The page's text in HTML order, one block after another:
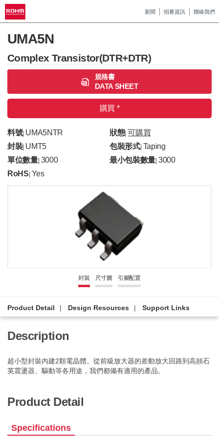
新聞 招募資訊 聯絡我們
UMA5N
Complex Transistor(DTR+DTR)
規格書
DATA SHEET
購買 *
料號| UMA5NTR 狀態| 可購買
封裝| UMT5 包裝形式| Taping
單位數量| 3000 最小包裝數量 |3000
RoHS Yes
封裝 尺寸圖 引腳配置
Product Detail Design Resources Support Links
Description
超小型封裝內建2顆電晶體。從前級放大器的差動放大回路到高頻石
英震盪器、驅動等各用途，我們都備有適用的產品。
Product Detail
Specifications